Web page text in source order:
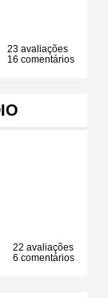
23 avaliações
16 comentários
22 avaliações
6 comentários